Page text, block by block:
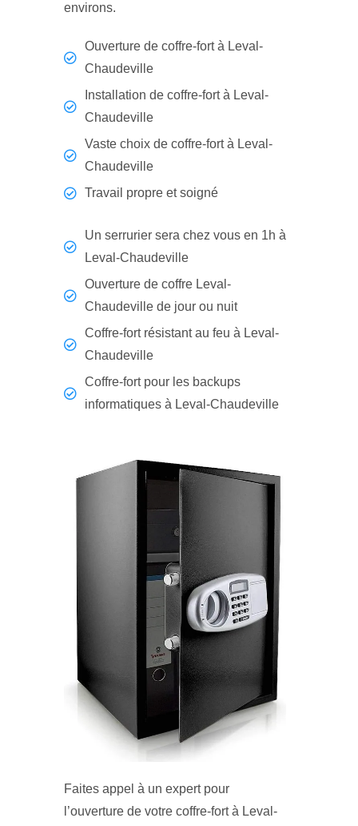
environs.
Ouverture de coffre-fort à Leval-
Chaudeville
Installation de coffre-fort à Leval-
Chaudeville
Vaste choix de coffre-fort à Leval-
Chaudeville
Travail propre et soigné
Un serrurier sera chez vous en 1h à
Leval-Chaudeville
Ouverture de coffre Leval-
Chaudeville de jour ou nuit
Coffre-fort résistant au feu à Leval-
Chaudeville
Coffre-fort pour les backups
informatiques à Leval-Chaudeville
Faites appel à un expert pour
l’ouverture de votre coffre-fort à Leval-